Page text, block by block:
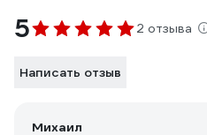
5 2 отзыва
Написать отзыв
Михаил